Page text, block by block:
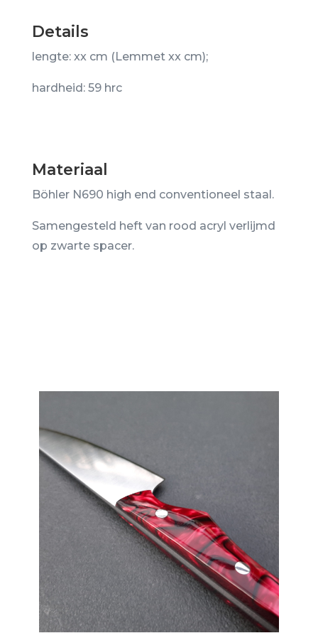
Details
lengte: xx cm (Lemmet xx cm);
hardheid: 59 hrc
Materiaal
Böhler N690 high end conventioneel staal.
Samengesteld heft van rood acryl verlijmd
op zwarte spacer.